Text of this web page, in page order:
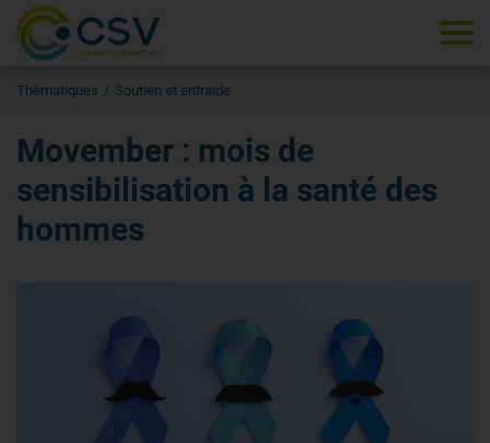
Thématiques Soutien et entraide
Movember : mois de
sensibilisation à la santé des
hommes